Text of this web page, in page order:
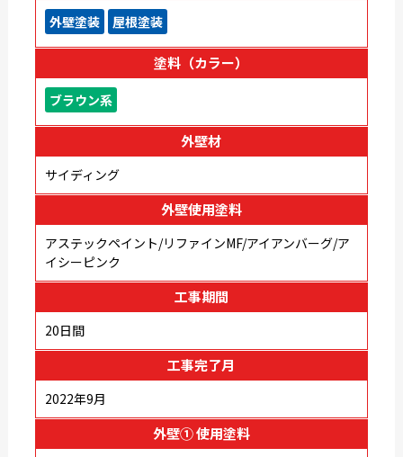
外壁塗装 屋根塗装
塗料（カラー）
ブラウン系
外壁材
サイディング
外壁使用塗料
アステックペイント/リファインMF/アイアンバーグ/ア
イシーピンク
工事期間
20日間
工事完了月
2022年9月
外壁① 使用塗料